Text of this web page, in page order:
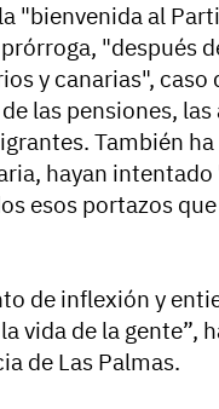
"bienvenida al
"después
y canarias", caso
las pensiones, las
También
hayan
esos portazos
de inflexión y
vida de la gente”,
de Las Palmas.